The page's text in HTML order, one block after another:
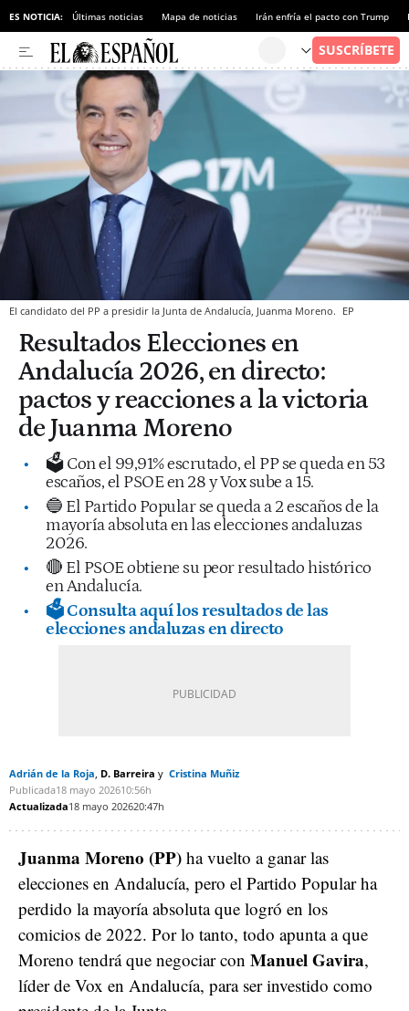
ES NOTICIA: Últimas noticias Mapa de noticias Irán enfría el pacto con Trump
El candidato del PP a presidir la Junta de Andalucía, Juanma Moreno. EP
Resultados Elecciones en
Andalucía 2026, en directo:
pactos y reacciones a la victoria
de Juanma Moreno
🗳️ Con el 99,91% escrutado, el PP se queda en 53
escaños, el PSOE en 28 y Vox sube a 15.
🔵 El Partido Popular se queda a 2 escaños de la
mayoría absoluta en las elecciones andaluzas
2026.
🔴 El PSOE obtiene su peor resultado histórico
en Andalucía.
🗳️ Consulta aquí los resultados de las
elecciones andaluzas en directo
Adrián de la Roja D. Barreira
Cristina Muñiz
Publicada18 mayo 202610:56h
Actualizada18 mayo 202620:47h
Juanma Moreno (PP) ha vuelto a ganar las
elecciones en Andalucía, pero el Partido Popular ha
perdido la mayoría absoluta que logró en los
comicios de 2022. Por lo tanto, todo apunta a que
Moreno tendrá que negociar con Manuel Gavira,
líder de Vox en Andalucía, para ser investido como